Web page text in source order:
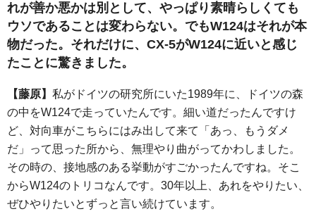
れが善か悪かは別として、やっぱり素晴らしくても
ウソであることは変わらない。でもW124はそれが本
物だった。それだけに、CX-5がW124に近いと感じ
たことに驚きました。
【藤原】 私がドイツの研究所にいた1989年に、ドイツの森
の中をW124で走っていたんです。細い道だったんですけ
ど、対向車がこちらにはみ出して来て「あっ、もうダメ
だ」って思った所から、無理やり曲がってかわしました。
その時の、接地感のある挙動がすごかったんですね。そこ
からW124のトリコなんです。30年以上、あれをやりたい、
ぜひやりたいとずっと言い続けています。